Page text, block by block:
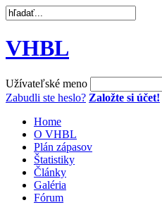
VHBL
Užívateľské meno
Zabudli ste heslo? Založte si účet!
Home
O VHBL
Plán zápasov
Štatistiky
Články
Galéria
Fórum